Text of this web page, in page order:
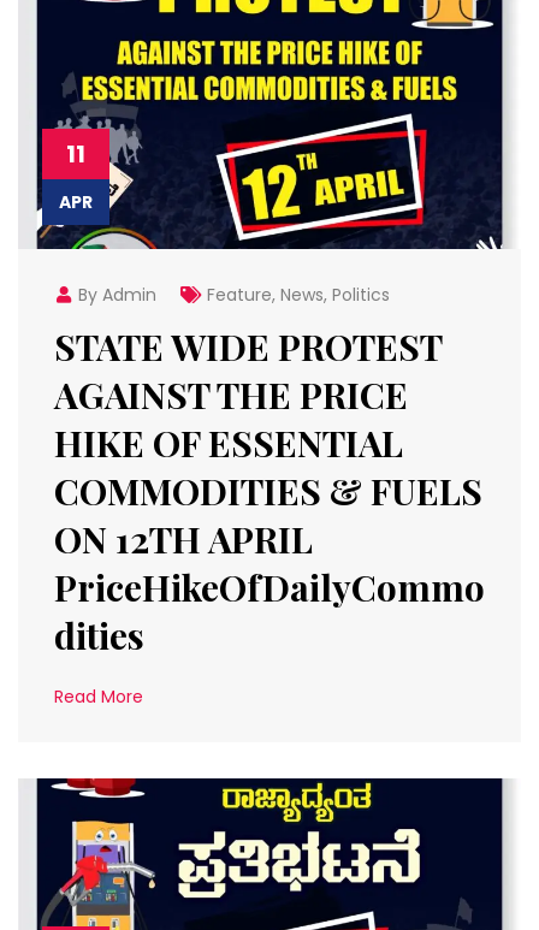
11
APR
By Admin Feature, News, Politics
STATE WIDE PROTEST
AGAINST THE PRICE
HIKE OF ESSENTIAL
COMMODITIES & FUELS
ON 12TH APRIL
PriceHikeOfDailyCommo
dities
Read More